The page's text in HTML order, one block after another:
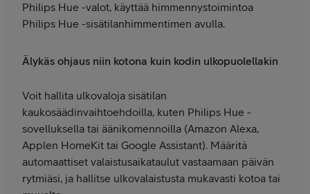
Philips Hue -valot, käyttää himmennystoimintoa
Philips Hue -sisätilanhimmentimen avulla.
Älykäs ohjaus niin kotona kuin kodin ulkopuolellakin
Voit hallita ulkovaloja sisätilan
kaukosäädinvaihtoehdoilla, kuten Philips Hue -
sovelluksella tai äänikomennoilla (Amazon Alexa,
Applen HomeKit tai Google Assistant). Määritä
automaattiset valaistusaikataulut vastaamaan päivän
rytmiäsi, ja hallitse ulkovalaistusta mukavasti kotoa tai